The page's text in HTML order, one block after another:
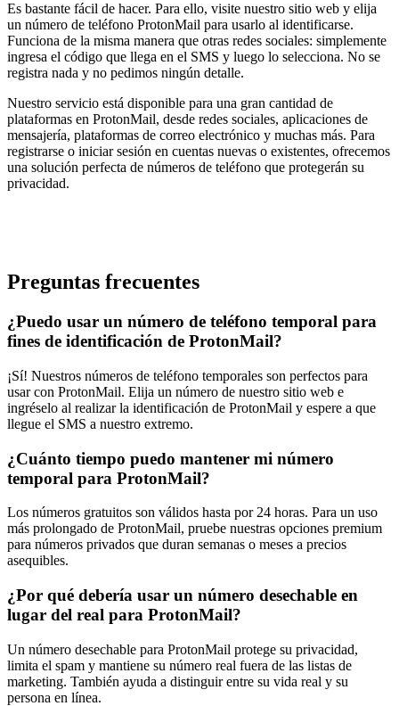
Es bastante fácil de hacer. Para ello, visite nuestro sitio web y elija
un número de teléfono ProtonMail para usarlo al identificarse.
Funciona de la misma manera que otras redes sociales: simplemente
ingresa el código que llega en el SMS y luego lo selecciona. No se
registra nada y no pedimos ningún detalle.
Nuestro servicio está disponible para una gran cantidad de
plataformas en ProtonMail, desde redes sociales, aplicaciones de
mensajería, plataformas de correo electrónico y muchas más. Para
registrarse o iniciar sesión en cuentas nuevas o existentes, ofrecemos
una solución perfecta de números de teléfono que protegerán su
privacidad.
Preguntas frecuentes
¿Puedo usar un número de teléfono temporal para
fines de identificación de ProtonMail?
¡Sí! Nuestros números de teléfono temporales son perfectos para
usar con ProtonMail. Elija un número de nuestro sitio web e
ingréselo al realizar la identificación de ProtonMail y espere a que
llegue el SMS a nuestro extremo.
¿Cuánto tiempo puedo mantener mi número
temporal para ProtonMail?
Los números gratuitos son válidos hasta por 24 horas. Para un uso
más prolongado de ProtonMail, pruebe nuestras opciones premium
para números privados que duran semanas o meses a precios
asequibles.
¿Por qué debería usar un número desechable en
lugar del real para ProtonMail?
Un número desechable para ProtonMail protege su privacidad,
limita el spam y mantiene su número real fuera de las listas de
marketing. También ayuda a distinguir entre su vida real y su
persona en línea.